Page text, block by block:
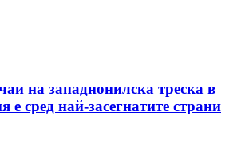
на западнонилска треска в
е сред най-засегнатите страни